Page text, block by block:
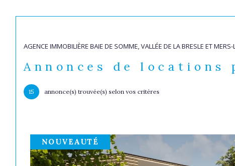
Acheter
de l'ancien
de
TYPE DE COMMERCE
AGENCE IMMOBILIÈRE BAIE DE SOMME, VALLÉE DE LA BRESLE ET MERS-
Annonces de
15 annonce(s) trouvée(s) selon vos critères
NOUVEAUTÉ